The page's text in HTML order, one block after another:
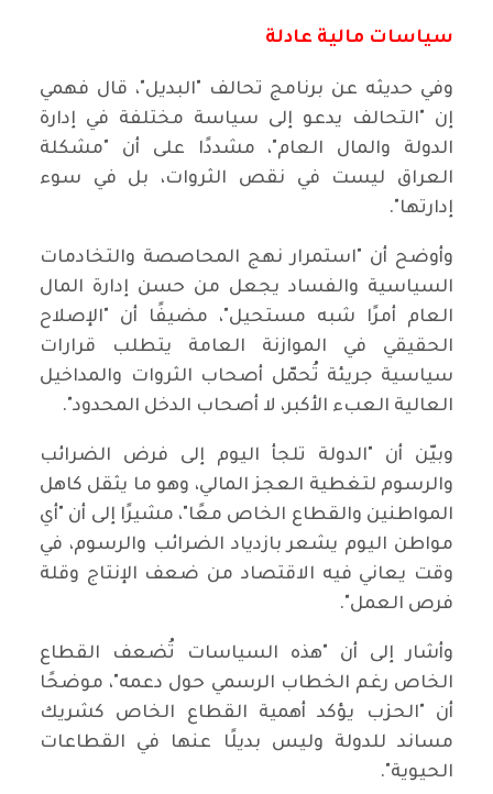
سياسات مالية عادلة
وفي حديثه عن برنامج تحالف "البديل"، قال فهمي
إن "التحالف يدعو إلى سياسة مختلفة في إدارة
الدولة والمال العام"، مشددًا على أن "مشكلة
العراق ليست في نقص الثروات، بل في سوء
إدارتها".
وأوضح أن "استمرار نهج المحاصصة والتخادمات
السياسية والفساد يجعل من حسن إدارة المال
العام أمرًا شبه مستحيل"، مضيفًا أن "الإصلاح
الحقيقي في الموازنة العامة يتطلب قرارات
سياسية جريئة تُحمّل أصحاب الثروات والمداخيل
العالية العبء الأكبر، لا أصحاب الدخل المحدود".
وبيّن أن "الدولة تلجأ اليوم إلى فرض الضرائب
والرسوم لتغطية العجز المالي، وهو ما يثقل كاهل
المواطنين والقطاع الخاص معًا"، مشيرًا إلى أن "أي
مواطن اليوم يشعر بازدياد الضرائب والرسوم، في
وقت يعاني فيه الاقتصاد من ضعف الإنتاج وقلة
فرص العمل".
وأشار إلى أن "هذه السياسات تُضعف القطاع
الخاص رغم الخطاب الرسمي حول دعمه"، موضحًا
أن "الحزب يؤكد أهمية القطاع الخاص كشريك
مساند للدولة وليس بديلًا عنها في القطاعات
الحيوية".